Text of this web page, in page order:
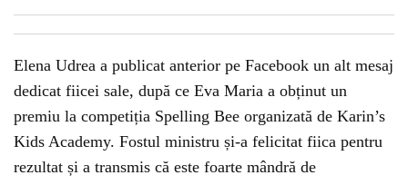
Elena Udrea a publicat anterior pe Facebook un alt mesaj
dedicat fiicei sale, după ce Eva Maria a obținut un
premiu la competiția Spelling Bee organizată de Karin’s
Kids Academy. Fostul ministru și-a felicitat fiica pentru
rezultat și a transmis că este foarte mândră de